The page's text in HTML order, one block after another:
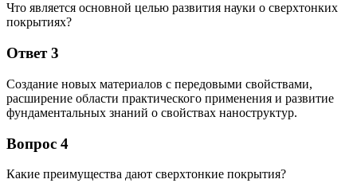
Что является основной целью развития науки о сверхтонких
покрытиях?
Ответ 3
Создание новых материалов с передовыми свойствами,
расширение области практического применения и развитие
фундаментальных знаний о свойствах наноструктур.
Вопрос 4
Какие преимущества дают сверхтонкие покрытия?